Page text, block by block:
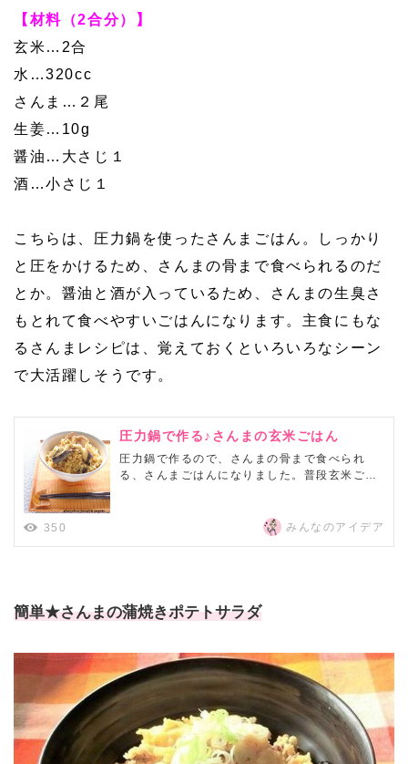
【材料（2合分）】
玄米…2合
水…320cc
さんま…２尾
生姜…10g
醤油…大さじ１
酒…小さじ１
こちらは、圧力鍋を使ったさんまごはん。しっかり
と圧をかけるため、さんまの骨まで食べられるのだ
とか。醤油と酒が入っているため、さんまの生臭さ
もとれて食べやすいごはんになります。主食にもな
るさんまレシピは、覚えておくといろいろなシーン
で大活躍しそうです。
圧力鍋で作る♪さんまの玄米ごはん
圧力鍋で作るので、さんまの骨まで食べられ
る、さんまごはんになりました。普段玄米ごは
350
みんなのアイデア
簡単★さんまの蒲焼きポテトサラダ